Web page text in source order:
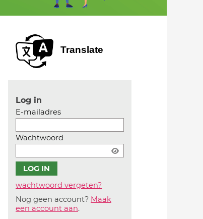
Translate
Log in
E-mailadres
Wachtwoord
wachtwoord vergeten?
Nog geen account? Maak
een account aan.